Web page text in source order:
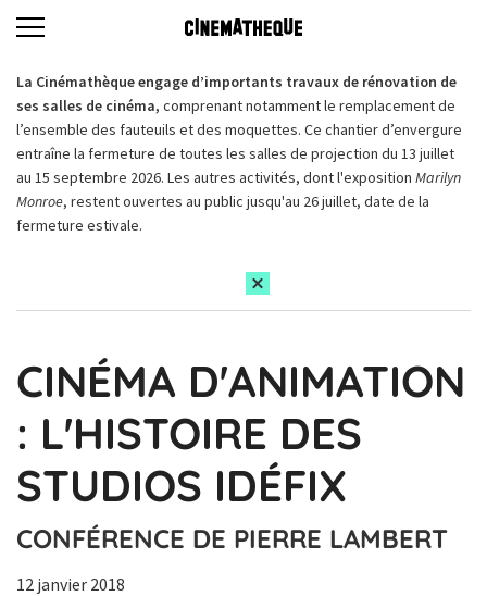
La Cinémathèque engage d’importants travaux de rénovation de
ses salles de cinéma, comprenant notamment le remplacement de
l’ensemble des fauteuils et des moquettes. Ce chantier d’envergure
entraîne la fermeture de toutes les salles de projection du 13 juillet
au 15 septembre 2026. Les autres activités, dont l'exposition Marilyn
Monroe, restent ouvertes au public jusqu'au 26 juillet, date de la
fermeture estivale.
CINÉMA D'ANIMATION
: L'HISTOIRE DES
STUDIOS IDÉFIX
CONFÉRENCE DE PIERRE LAMBERT
12 janvier 2018